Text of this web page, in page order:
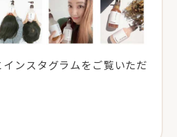
ンスタグラムをご覧いただ